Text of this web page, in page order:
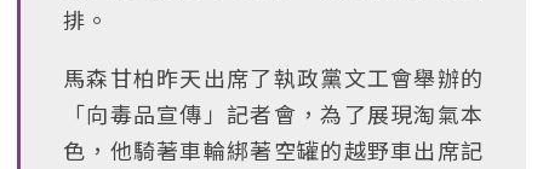
排。
馬森甘柏昨天出席了執政黨文工會舉辦的
「向毒品宣傳」記者會，為了展現淘氣本
色，他騎著車輪綁著空罐的越野車出席記